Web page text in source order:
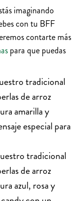
imaginando
con tu BFF
contarte más
para que puedas
tradicional
de arroz
amarilla y
especial para
tradicional
de arroz
azul, rosa y